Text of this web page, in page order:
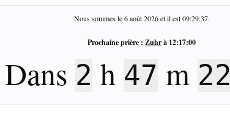
Nous sommes le6 août 2026et il est09:29:38.
Prochaine prière : Zuhrà 12:17:00
Dans 2 h 47 m 21